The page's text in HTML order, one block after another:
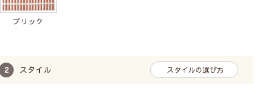
ブリック
スタイル スタイルの選び方